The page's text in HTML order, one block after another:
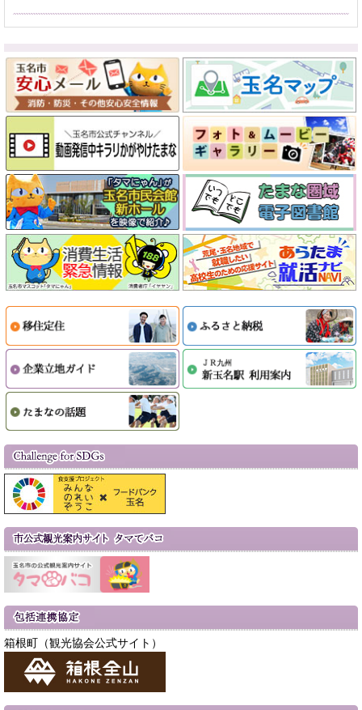
箱根町（観光協会公式サイト）